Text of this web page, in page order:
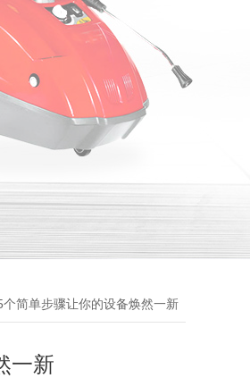
简单步骤让你的设备焕然一新
一新